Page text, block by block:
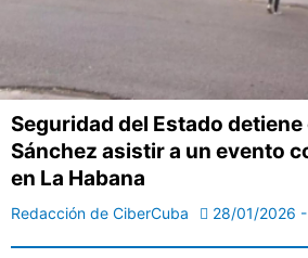
Seguridad del Estado detiene
Sánchez asistir a un evento
en La Habana
Redacción de CiberCuba 28/01/2026